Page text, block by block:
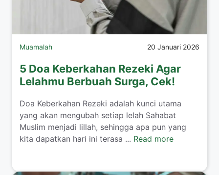
Muamalah 20 Januari 2026
5 Doa Keberkahan Rezeki Agar
Lelahmu Berbuah Surga, Cek!
​Doa Keberkahan Rezeki adalah kunci utama
yang akan mengubah setiap lelah Sahabat
Muslim menjadi lillah, sehingga apa pun yang
kita dapatkan hari ini terasa ... Read more